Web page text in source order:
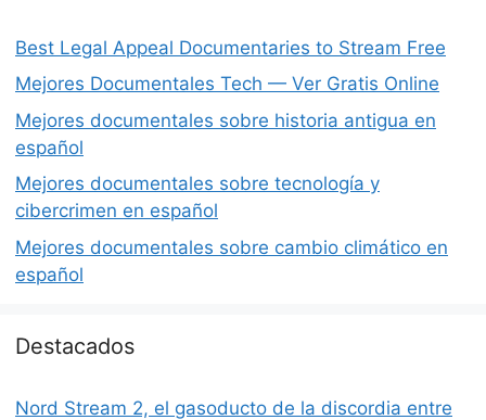
Best Legal Appeal Documentaries to Stream Free
Mejores Documentales Tech — Ver Gratis Online
Mejores documentales sobre historia antigua en
español
Mejores documentales sobre tecnología y
cibercrimen en español
Mejores documentales sobre cambio climático en
español
Destacados
Nord Stream 2, el gasoducto de la discordia entre